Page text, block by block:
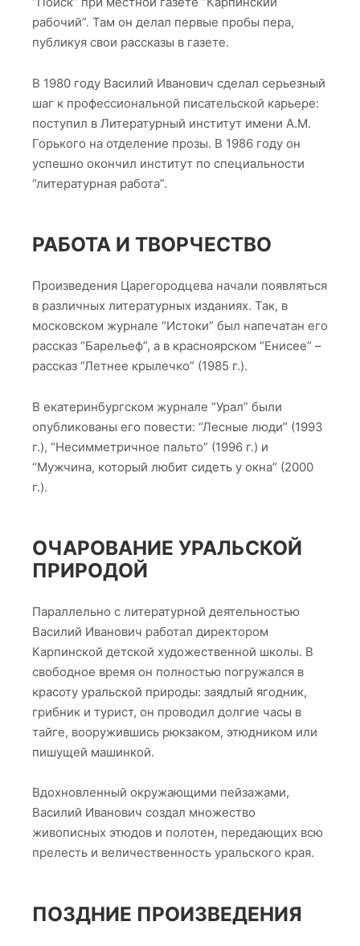
рабочий”. Там он делал первые пробы пера,
публикуя свои рассказы в газете.
В 1980 году Василий Иванович сделал серьезный
шаг к профессиональной писательской карьере:
поступил в Литературный институт имени А.М.
Горького на отделение прозы. В 1986 году он
успешно окончил институт по специальности
“литературная работа”.
РАБОТА И ТВОРЧЕСТВО
Произведения Царегородцева начали появляться
в различных литературных изданиях. Так, в
московском журнале “Истоки” был напечатан его
рассказ “Барельеф”, а в красноярском “Енисее” –
рассказ “Летнее крылечко” (1985 г.).
В екатеринбургском журнале “Урал” были
опубликованы его повести: “Лесные люди” (1993
г.), “Несимметричное пальто” (1996 г.) и
“Мужчина, который любит сидеть у окна” (2000
г.).
ОЧАРОВАНИЕ УРАЛЬСКОЙ
ПРИРОДОЙ
Параллельно с литературной деятельностью
Василий Иванович работал директором
Карпинской детской художественной школы. В
свободное время он полностью погружался в
красоту уральской природы: заядлый ягодник,
грибник и турист, он проводил долгие часы в
тайге, вооружившись рюкзаком, этюдником или
пишущей машинкой.
Вдохновленный окружающими пейзажами,
Василий Иванович создал множество
живописных этюдов и полотен, передающих всю
прелесть и величественность уральского края.
ПОЗДНИЕ ПРОИЗВЕДЕНИЯ